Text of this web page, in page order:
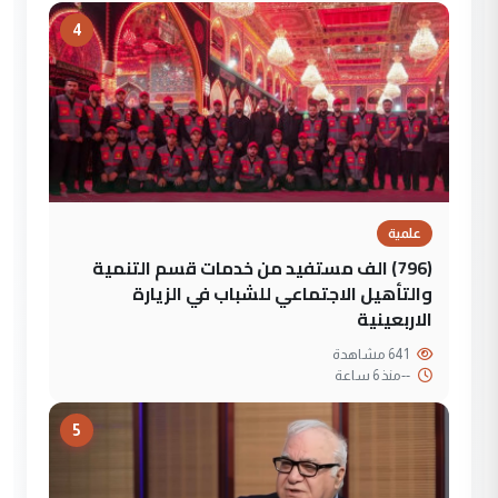
4
علمية
(796) الف مستفيد من خدمات قسم التنمية
والتأهيل الاجتماعي للشباب في الزيارة
الاربعينية
--منذ 6 ساعة
5